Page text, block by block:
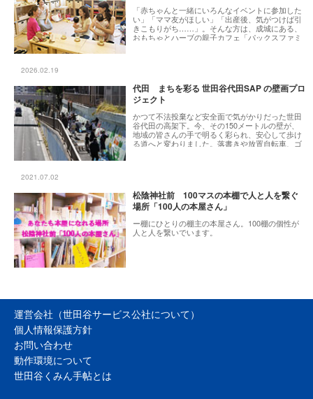
「赤ちゃんと一緒にいろんなイベントに参加した
い」「ママ友がほしい」「出産後、気がつけば引
きこもりがち……」。そんな方は、成城にある、
おもちゃとハーブの親子カフェ「パックスファミ
す。また、赤ちゃんとお母さんが楽しめるイベン
トがたくさん開催されているので、地域の子育て
の輪が広がります。
2026.02.19
代田 まちを彩る 世田谷代田SAP の壁画プロ
ジェクト
かつて不法投棄など安全面で気がかりだった世田
谷代田の高架下。今、その150メートルの壁が、
地域の皆さんの手で明るく彩られ、安心して歩け
る道へと変わりました。落書きや放置自転車、ゴ
2021.07.02
松陰神社前 100マスの本棚で人と人を繋ぐ
場所「100人の本屋さん」
ー棚にひとりの棚主の本屋さん。100棚の個性が
人と人を繋いでいます。
運営会社（世田谷サービス公社について）
個人情報保護方針
お問い合わせ
動作環境について
世田谷くみん手帖とは